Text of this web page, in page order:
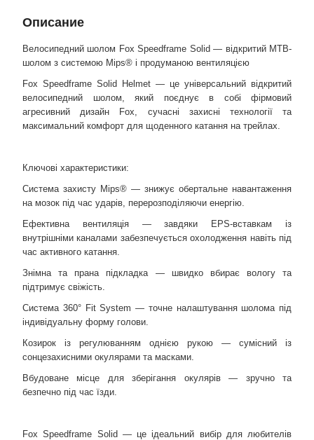
Описание
Велосипедний шолом Fox Speedframe Solid — відкритий MTB-
шолом з системою Mips® і продуманою вентиляцією
Fox Speedframe Solid Helmet — це універсальний відкритий
велосипедний шолом, який поєднує в собі фірмовий
агресивний дизайн Fox, сучасні захисні технології та
максимальний комфорт для щоденного катання на трейлах.
Ключові характеристики:
Система захисту Mips® — знижує обертальне навантаження
на мозок під час ударів, перерозподіляючи енергію.
Ефективна вентиляція — завдяки EPS-вставкам із
внутрішніми каналами забезпечується охолодження навіть під
час активного катання.
Знімна та прана підкладка — швидко вбирає вологу та
підтримує свіжість.
Система 360° Fit System — точне налаштування шолома під
індивідуальну форму голови.
Козирок із регулюванням однією рукою — сумісний із
сонцезахисними окулярами та масками.
Вбудоване місце для зберігання окулярів — зручно та
безпечно під час їзди.
Fox Speedframe Solid — це ідеальний вибір для любителів